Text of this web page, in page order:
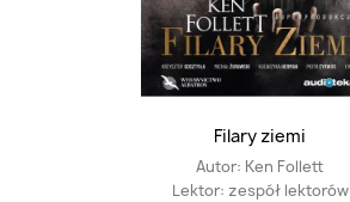
Filary ziemi
Autor: Ken Follett
Lektor: zespół lektorów